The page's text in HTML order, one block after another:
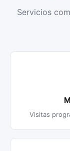
Servicios
Visitas